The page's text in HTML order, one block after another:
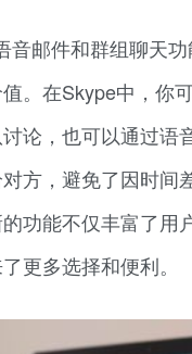
音邮件和群组聊天
。在Skype中，你
论，也可以通过语
方，避免了因时间
功能不仅丰富了用
更多选择和便利。